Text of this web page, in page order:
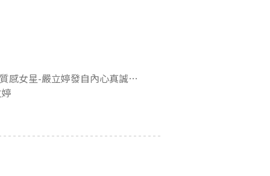
令人~「甚是想念」的英國自主性專屬學旅❤️演藝圈真實的質感女星-嚴立婷發自內心真誠分享！(無業配)